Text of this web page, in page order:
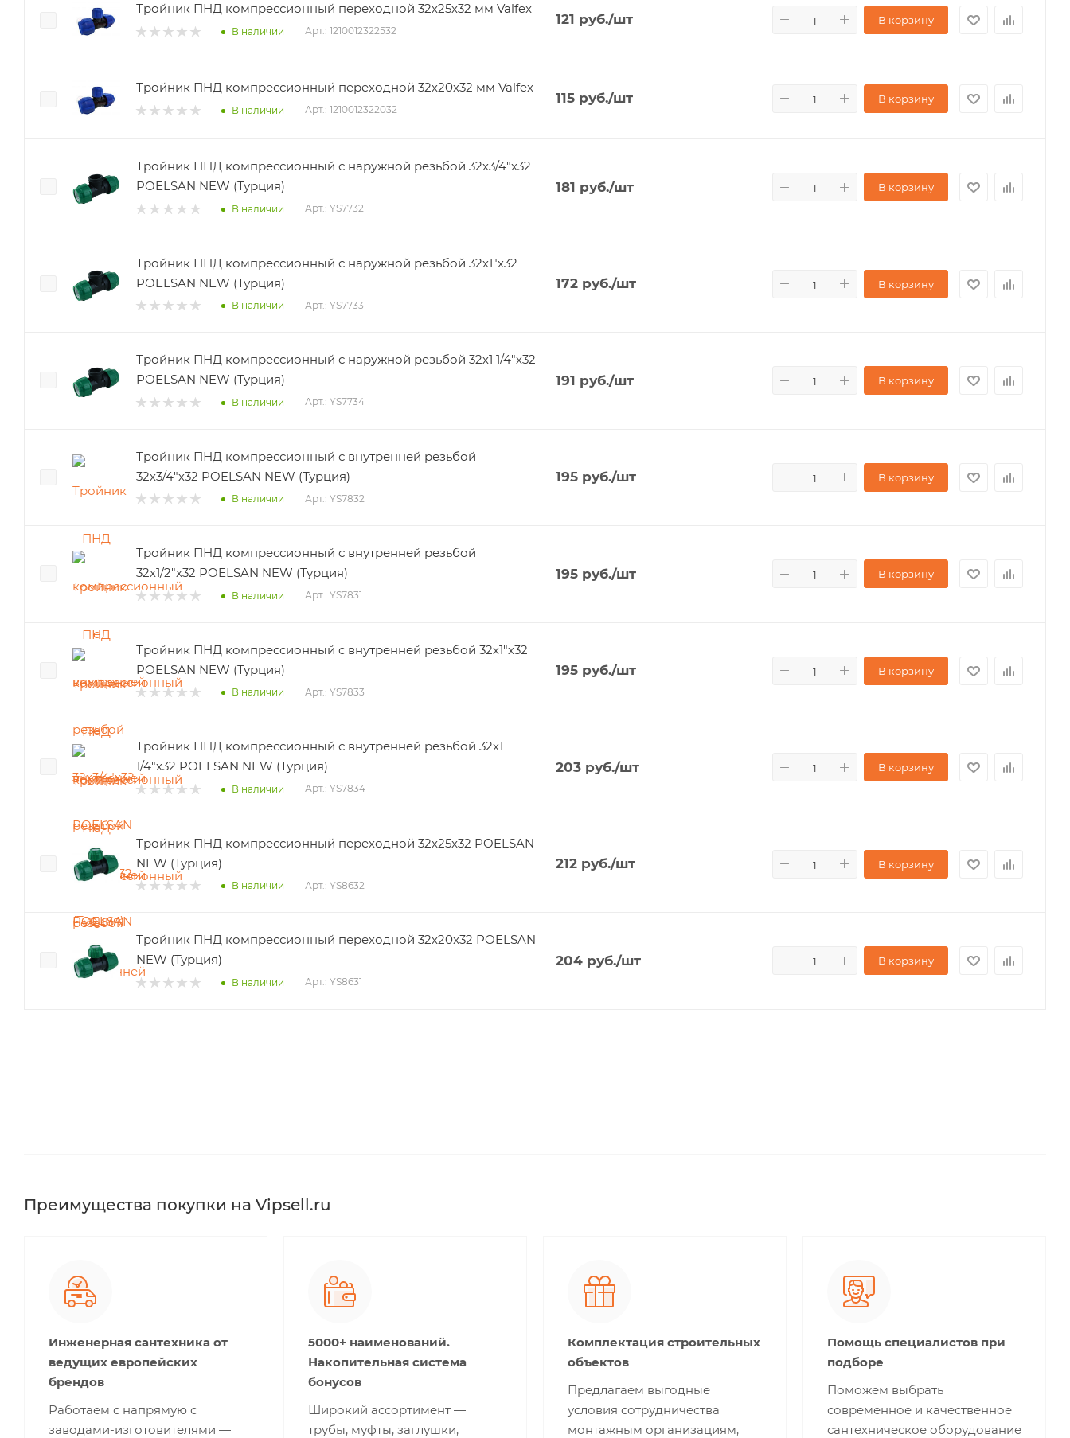
Тройник ПНД компрессионный переходной 32х25х32 мм Valfex
В наличии Арт.: 1210012322532
121 руб./шт В корзину
Тройник ПНД компрессионный переходной 32х20х32 мм Valfex
В наличии Арт.: 1210012322032
115 руб./шт В корзину
Тройник ПНД компрессионный с наружной резьбой 32х3/4"х32
POELSAN NEW (Турция)
В наличии Арт.: YS7732
181 руб./шт В корзину
Тройник ПНД компрессионный с наружной резьбой 32х1"х32
POELSAN NEW (Турция)
В наличии Арт.: YS7733
172 руб./шт В корзину
Тройник ПНД компрессионный с наружной резьбой 32х1 1/4"х32
POELSAN NEW (Турция)
В наличии Арт.: YS7734
191 руб./шт В корзину
Тройник ПНД компрессионный с внутренней резьбой
32х3/4"х32 POELSAN NEW (Турция)
В наличии Арт.: YS7832
195 руб./шт В корзину
Тройник ПНД компрессионный с внутренней резьбой
32х1/2"х32 POELSAN NEW (Турция)
В наличии Арт.: YS7831
195 руб./шт В корзину
Тройник ПНД компрессионный с внутренней резьбой 32х1"х32
POELSAN NEW (Турция)
В наличии Арт.: YS7833
195 руб./шт В корзину
Тройник ПНД компрессионный с внутренней резьбой 32х1
1/4"х32 POELSAN NEW (Турция)
В наличии Арт.: YS7834
203 руб./шт В корзину
Тройник ПНД компрессионный переходной 32x25x32 POELSAN
NEW (Турция)
В наличии Арт.: YS8632
212 руб./шт В корзину
Тройник ПНД компрессионный переходной 32x20x32 POELSAN
NEW (Турция)
В наличии Арт.: YS8631
204 руб./шт В корзину
Преимущества покупки на Vipsell.ru
Инженерная сантехника от
ведущих европейских
брендов
Работаем с напрямую с
заводами-изготовителями —
5000+ наименований.
Накопительная система
бонусов
Широкий ассортимент —
трубы, муфты, заглушки,
Комплектация строительных
объектов
Предлагаем выгодные
условия сотрудничества
монтажным организациям,
Помощь специалистов при
подборе
Поможем выбрать
современное и качественное
сантехническое оборудование